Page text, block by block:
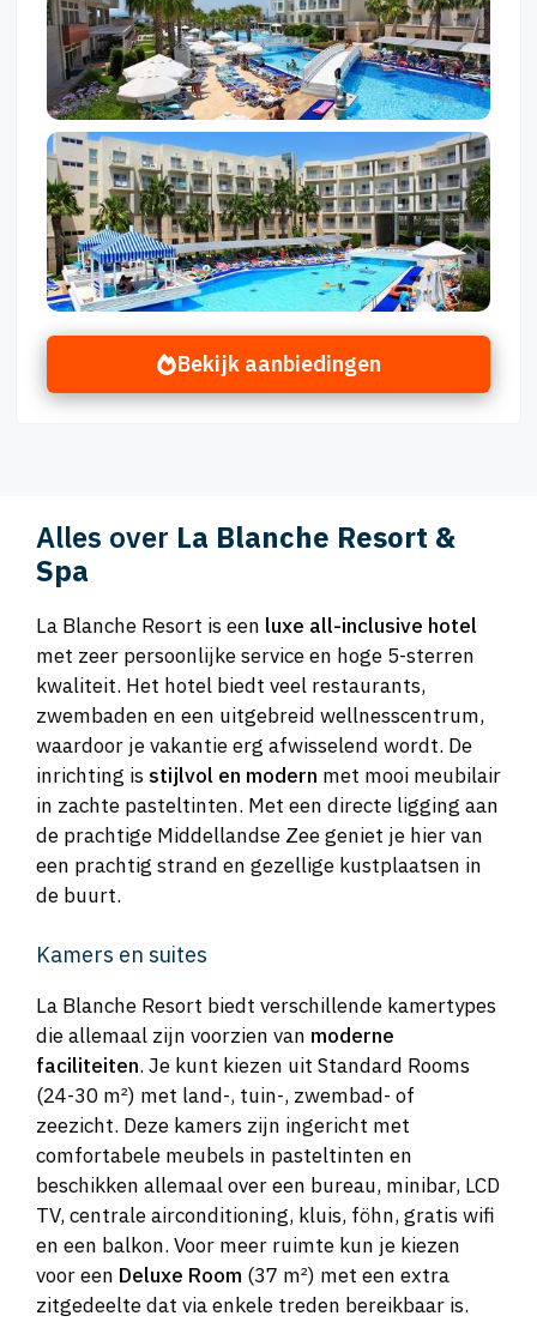
Bekijk aanbiedingen
Alles over La Blanche Resort &
Spa
La Blanche Resort is een luxe all-inclusive hotel
met zeer persoonlijke service en hoge 5-sterren
kwaliteit. Het hotel biedt veel restaurants,
zwembaden en een uitgebreid wellnesscentrum,
waardoor je vakantie erg afwisselend wordt. De
inrichting is stijlvol en modern met mooi meubilair
in zachte pasteltinten. Met een directe ligging aan
de prachtige Middellandse Zee geniet je hier van
een prachtig strand en gezellige kustplaatsen in
de buurt.
Kamers en suites
La Blanche Resort biedt verschillende kamertypes
die allemaal zijn voorzien van moderne
faciliteiten. Je kunt kiezen uit Standard Rooms
(24-30 m²) met land-, tuin-, zwembad- of
zeezicht. Deze kamers zijn ingericht met
comfortabele meubels in pasteltinten en
beschikken allemaal over een bureau, minibar, LCD
TV, centrale airconditioning, kluis, föhn, gratis wifi
en een balkon. Voor meer ruimte kun je kiezen
voor een Deluxe Room (37 m²) met een extra
zitgedeelte dat via enkele treden bereikbaar is.